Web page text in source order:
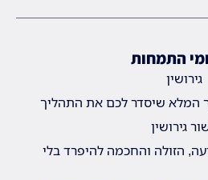
התמחות
גירושין
המלא שיסדר לכם את התהליך
גירושין
הזולה והחכמה להיפרד בלי